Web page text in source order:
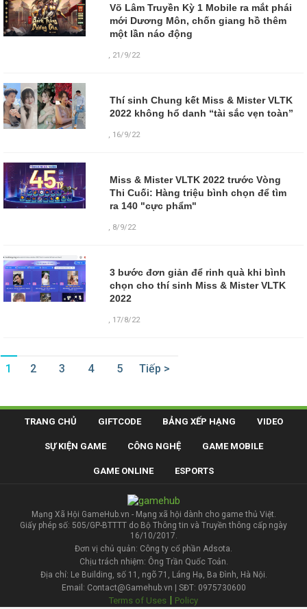
Võ Lâm Truyền Kỳ 1 Mobile ra mắt phái
mới Dương Môn, chốn giang hồ thêm
một lần náo động
, 21/9/22
Thí sinh Chung kết Miss & Mister VLTK
2022 không hổ danh “tài sắc vẹn toàn”
, 16/9/22
Miss & Mister VLTK 2022 trước Vòng
Thi Cuối: Hàng triệu bình chọn để tìm
ra 140 "cực phẩm"
, 8/9/22
3 bước đơn giản để rinh quà khi bình
chọn cho thí sinh Miss & Mister VLTK
2022
, 17/8/22
1 2 3 4 5 Tiếp >
TRANG CHỦ GIFTCODE BẢNG XẾP HẠNG VIDEO
SỰ KIỆN GAME CÔNG NGHỆ GAME MOBILE
GAME ONLINE ESPORTS
Mạng Xã Hội GameHub.vn - Mạng xã hội dành cho game thủ Việt.
Giấy phép số: 505/GP-BTTTT do Bộ Thông tin và Truyền thông cấp ngày
16/10/2017.
Đơn vị chủ quản: Công ty cổ phần Adsota.
Chịu trách nhiệm: Ông Trần Quốc Toản.
Địa chỉ: Le Building, số 11, ngõ 71, Láng Hạ, Ba Đình, Hà Nội.
Email: Contact@Gamehub.vn | SĐT: 0975730600
Terms of Uses | Policy